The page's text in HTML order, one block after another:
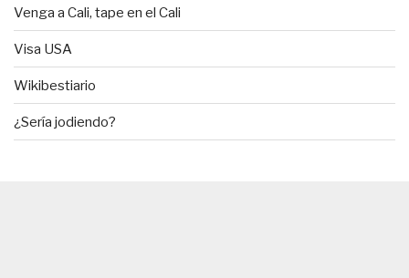
Venga a Cali, tape en el Cali
Visa USA
Wikibestiario
¿Sería jodiendo?